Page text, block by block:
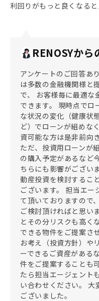
利回りがもっと良くなる
RENOSYから
アンケートのご回答あ
は多数の金融機関様と
で、 お客様毎に最適な
できます。 現時点でロ
な状況の変化（健康状
ど）でローンが組めな
資可能な方は是非前向
ただ、投資用ローンが
の購入予定があるなど
ちらにも影響がござい
動産投資を検討するこ
ございます。 担当エー
て頂いておりますので
ご検討頂ければと思い
とその分リスクも高く
できる物件をご提案さ
お考え（投資方針）や
ーできるご資産がある
件をご提案することも
たら担当エージェント
い合わせください。 大
ございました。